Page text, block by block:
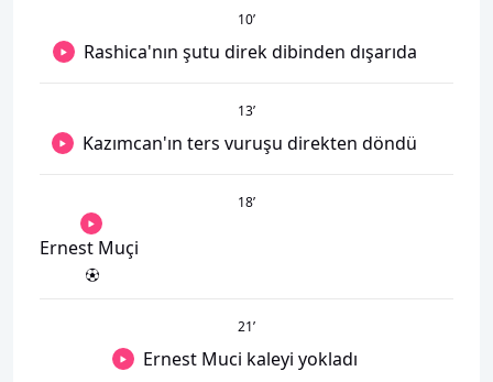
10’
Rashica'nın şutu direk dibinden dışarıda
13’
Kazımcan'ın ters vuruşu direkten döndü
18’
Ernest Muçi
21’
Ernest Muci kaleyi yokladı